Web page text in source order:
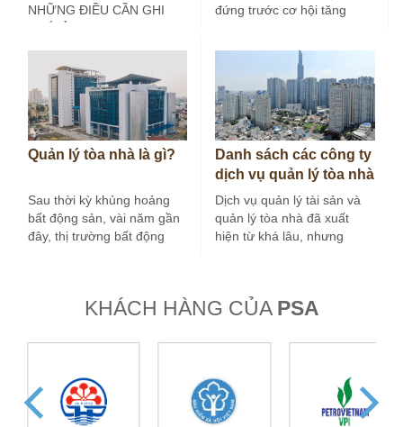
NHỮNG ĐIỀU CẦN GHI
đứng trước cơ hội tăng
Quản lý tòa nhà là gì?
Sau thời kỳ khủng hoảng
bất động sản, vài năm gần
đây, thị trường bất động
Danh sách các công ty
dịch vụ quản lý tòa nhà
tại Hà Nội
Dịch vụ quản lý tài sản và
quản lý tòa nhà đã xuất
hiện từ khá lâu, nhưng
KHÁCH HÀNG CỦA PSA